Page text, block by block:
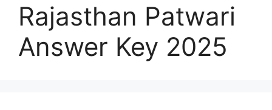
Rajasthan Patwari
Answer Key 2025